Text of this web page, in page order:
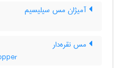
آمیژان مس سیلیسیم
مس نقره‌دار